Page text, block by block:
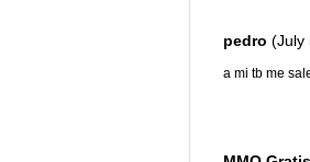
pedro (July
a mi tb me